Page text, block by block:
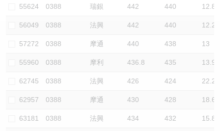
55624 0388 瑞銀 442 440 12.8
56049 0388 法興 442 440 12.2
57272 0388 摩通 440 438 13
55960 0388 摩利 436.8 435 13.9
62745 0388 法興 426 424 22.2
62957 0388 摩通 430 428 18.6
63181 0388 法興 434 432 15.8
認股證/牛熊證日誌
認股證文件及公告
牛熊證到期結算價查詢
牛熊證分析儀
牛熊證文件及公告
牛熊證文件及公告 (瑞信)
中資ETFs溢價比較
AH 股價對照
ADR
收市競價變化